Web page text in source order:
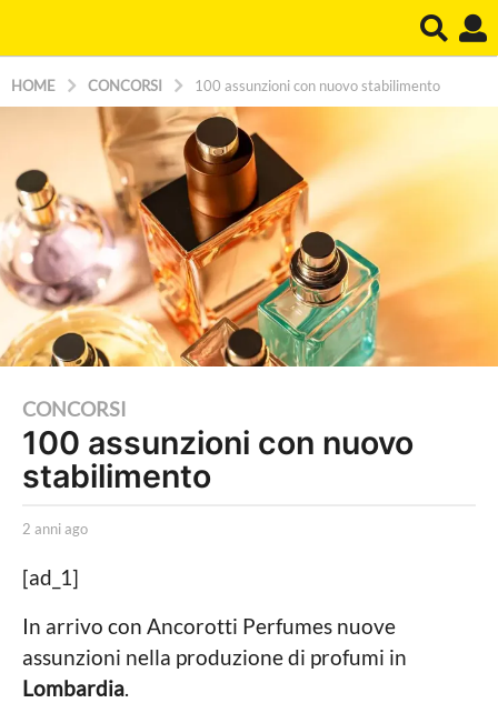
HOME CONCORSI 100 assunzioni con nuovo stabilimento
2
a
n
i
a
g
o
2
a
CONCORSI
100 assunzioni con nuovo
stabilimento
b
C
l
a
r
a
R
o
2 anni ago
a
g
[ad_1]
In arrivo con Ancorotti Perfumes nuove
assunzioni nella produzione di profumi in
Lombardia.